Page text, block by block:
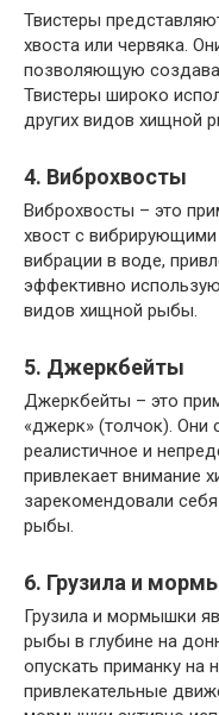
Твистеры
хвоста или червяка.
позволяющую
Твистеры широко
других видов хищной
4. Виброхвосты
Виброхвосты – это
хвост с
вибрации в воде,
эффективно
видов хищной рыбы.
5. Джеркбейты
Джеркбейты – это
«джерк» (толчок).
реалистичное и
привлекает
зарекомендовали
рыбы.
6. Грузила и
Грузила и мормышки
рыбы в глубине на
опускать приманку на
привлекательные